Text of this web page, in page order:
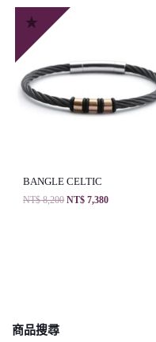
BANGLE CELTIC
NT$8,200 NT$ 7,380
商品搜尋